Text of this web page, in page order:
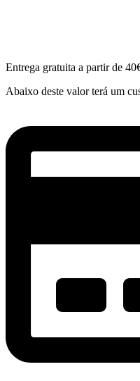
Entrega gratuita a partir de
Abaixo deste valor terá um